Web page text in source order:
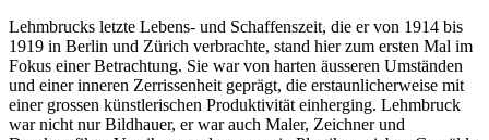
Lehmbrucks letzte Lebens- und Schaffenszeit, die er von 1914 bis
1919 in Berlin und Zürich verbrachte, stand hier zum ersten Mal im
Fokus einer Betrachtung. Sie war von harten äusseren Umständen
und einer inneren Zerrissenheit geprägt, die erstaunlicherweise mit
einer grossen künstlerischen Produktivität einherging. Lehmbruck
war nicht nur Bildhauer, er war auch Maler, Zeichner und